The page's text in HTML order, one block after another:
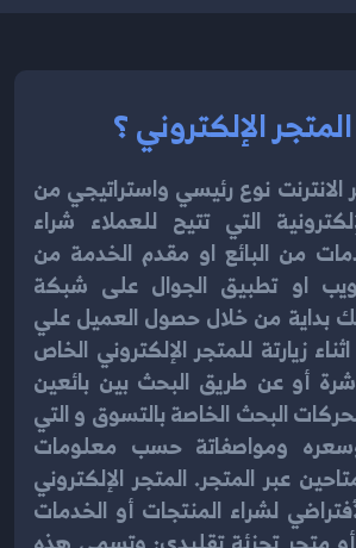
الإلكتروني ؟
الانترنت نوع رئيسي واستراتيجي من
التي تتيح للعملاء شراء
من البائع او مقدم الخدمة من
او تطبيق الجوال على شبكة
بداية من خلال حصول العميل علي
زيارتة للمتجر الإلكتروني الخاص
أو عن طريق البحث بين بائعين
البحث الخاصة بالتسوق و التي
ومواصفاتة حسب معلومات
عبر المتجر. المتجر الإلكتروني
لشراء المنتجات أو الخدمات